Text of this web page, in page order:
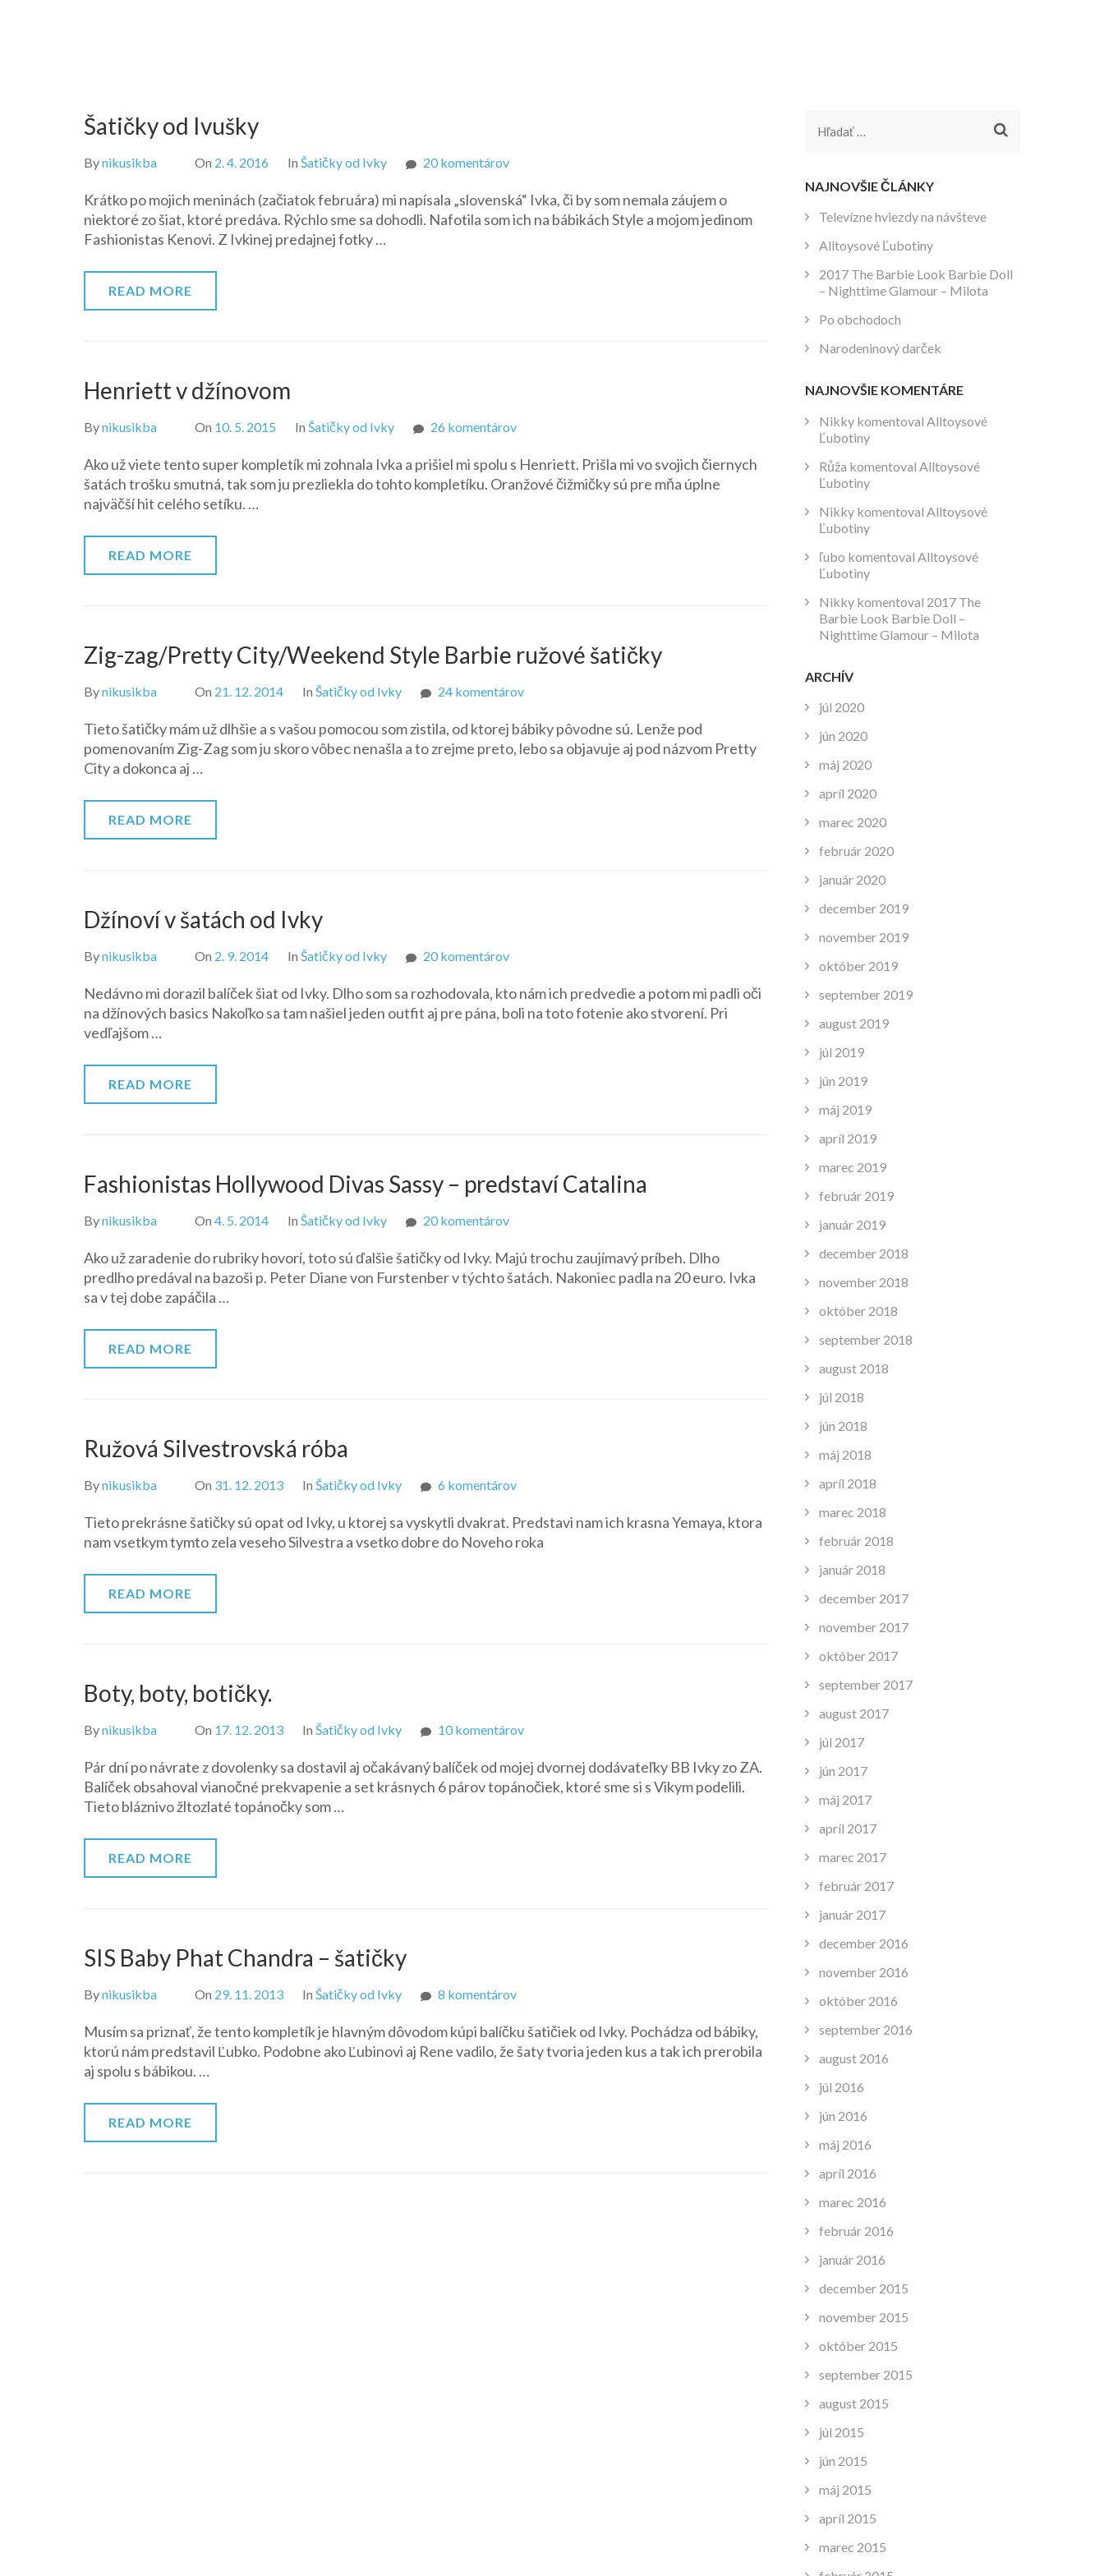
Šatičky od Ivušky
Bynikusikba On 2. 4. 2016 In Šatičky od Ivky 20 komentárovna
od
Ivušky
Krátko po mojich meninách (začiatok februára) mi napísala „slovenská“ Ivka, či by som nemala záujem o
niektoré zo šiat, ktoré predáva. Rýchlo sme sa dohodli. Nafotila som ich na bábikách Style a mojom jedinom
Fashionistas Kenovi. Z Ivkinej predajnej fotky …
READ MORE
Henriett v džínovom
Bynikusikba On 10. 5. 2015 In Šatičky od Ivky 26 komentárovna
v
džínovom
Ako už viete tento super kompletík mi zohnala Ivka a prišiel mi spolu s Henriett. Prišla mi vo svojich čiernych
šatách trošku smutná, tak som ju prezliekla do tohto kompletíku. Oranžové čižmičky sú pre mňa úplne
najväčší hit celého setíku. …
READ MORE
Zig-zag/Pretty City/Weekend Style Barbie ružové šatičky
Bynikusikba On 21. 12. 2014 In Šatičky od Ivky 24 komentárovna
zag/Pretty
City/Weekend
Tieto šatičky mám už dlhšie a s vašou pomocou som zistila, od ktorej bábiky pôvodne sú. Lenže pod
pomenovaním Zig-Zag som ju skoro vôbec nenašla a to zrejme preto, lebo sa objavuje aj pod názvom Pretty
City a dokonca aj …
READ MORE
Džínoví v šatách od Ivky
Bynikusikba On 2. 9. 2014 In Šatičky od Ivky 20 komentárovna
v
šatách
Nedávno mi dorazil balíček šiat od Ivky. Dlho som sa rozhodovala, kto nám ich predvedie a potom mi padli oči
na džínových basics Nakoľko sa tam našiel jeden outfit aj pre pána, boli na toto fotenie ako stvorení. Pri
vedľajšom …
READ MORE
Fashionistas Hollywood Divas Sassy – predstaví Catalina
Bynikusikba On 4. 5. 2014 In Šatičky od Ivky 20 komentárovna
Hollywood
Divas
Ako už zaradenie do rubriky hovorí, toto sú ďalšie šatičky od Ivky. Majú trochu zaujímavý príbeh. Dlho
predlho predával na bazoši p. Peter Diane von Furstenber v týchto šatách. Nakoniec padla na 20 euro. Ivka
sa v tej dobe zapáčila …
READ MORE
Ružová Silvestrovská róba
Bynikusikba On 31. 12. 2013 In Šatičky od Ivky 6 komentárovna
Silvestrovská
róba
Tieto prekrásne šatičky sú opat od Ivky, u ktorej sa vyskytli dvakrat. Predstavi nam ich krasna Yemaya, ktora
nam vsetkym tymto zela veseho Silvestra a vsetko dobre do Noveho roka
READ MORE
Boty, boty, botičky.
Bynikusikba On 17. 12. 2013 In Šatičky od Ivky 10 komentárovna
boty,
botičky.
Pár dní po návrate z dovolenky sa dostavil aj očakávaný balíček od mojej dvornej dodávateľky BB Ivky zo ZA.
Balíček obsahoval vianočné prekvapenie a set krásnych 6 párov topánočiek, ktoré sme si s Vikym podelili.
Tieto bláznivo žltozlaté topánočky som …
READ MORE
SIS Baby Phat Chandra – šatičky
Bynikusikba On 29. 11. 2013 In Šatičky od Ivky 8 komentárovna
Baby
Phat
Musím sa priznať, že tento kompletík je hlavným dôvodom kúpi balíčku šatičiek od Ivky. Pochádza od bábiky,
ktorú nám predstavil Ľubko. Podobne ako Ľubinovi aj Rene vadilo, že šaty tvoria jeden kus a tak ich prerobila
aj spolu s bábikou. …
READ MORE
Hľadať:
NAJNOVŠIE ČLÁNKY
Televízne hviezdy na návšteve
Alltoysové Ľubotiny
2017 The Barbie Look Barbie Doll
– Nighttime Glamour – Milota
Po obchodoch
Narodeninový darček
NAJNOVŠIE KOMENTÁRE
Nikkykomentoval Alltoysové
Ľubotiny
Růža komentoval Alltoysové
Ľubotiny
Nikkykomentoval Alltoysové
Ľubotiny
ľubo komentoval Alltoysové
Ľubotiny
Nikkykomentoval 2017 The
Barbie Look Barbie Doll –
Nighttime Glamour – Milota
ARCHÍV
júl 2020
jún 2020
máj 2020
apríl 2020
marec 2020
február 2020
január 2020
december 2019
november 2019
október 2019
september 2019
august 2019
júl 2019
jún 2019
máj 2019
apríl 2019
marec 2019
február 2019
január 2019
december 2018
november 2018
október 2018
september 2018
august 2018
júl 2018
jún 2018
máj 2018
apríl 2018
marec 2018
február 2018
január 2018
december 2017
november 2017
október 2017
september 2017
august 2017
júl 2017
jún 2017
máj 2017
apríl 2017
marec 2017
február 2017
január 2017
december 2016
november 2016
október 2016
september 2016
august 2016
júl 2016
jún 2016
máj 2016
apríl 2016
marec 2016
február 2016
január 2016
december 2015
november 2015
október 2015
september 2015
august 2015
júl 2015
jún 2015
máj 2015
apríl 2015
marec 2015